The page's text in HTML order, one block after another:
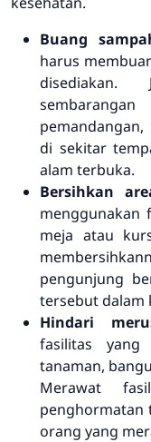
Buang
harus
disediakan.
di sekitar
alam terbuka.
Bersihkan
menggunakan
meja atau
pengunjung
tersebut dalam
Hindari
fasilitas
tanaman,
Merawat
penghormatan
orang yang